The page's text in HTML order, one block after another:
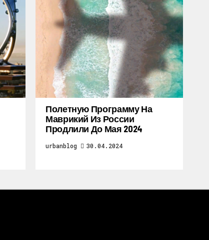
Полетную Программу На
Маврикий Из России
Продлили До Мая 2024
urbanblog 30.04.2024